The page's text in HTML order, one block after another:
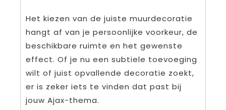
Het kiezen van de juiste muurdecoratie
hangt af van je persoonlijke voorkeur, de
beschikbare ruimte en het gewenste
effect. Of je nu een subtiele toevoeging
wilt of juist opvallende decoratie zoekt,
er is zeker iets te vinden dat past bij
jouw Ajax-thema.